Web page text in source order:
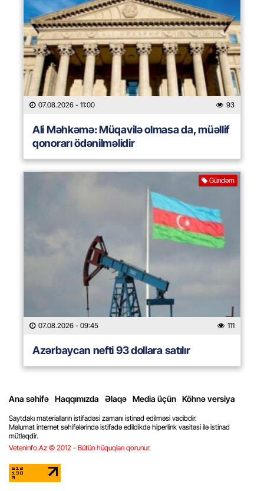
07.08.2026 - 11:00 93
Ali Məhkəmə: Müqavilə olmasa da, müəllif
qonorarı ödənilməlidir
Gündəm
07.08.2026 - 09:45 111
Azərbaycan nefti 93 dollara satılır
Ana səhifə Haqqımızda Əlaqə Media üçün Köhnə versiya
Saytdakı materialların istifadəsi zamanı istinad edilməsi vacibdir.
Məlumat internet səhifələrində istifadə edildikdə hiperlink vasitəsi ilə istinad
mütləqdir.
Veteninfo.Az © 2012 - Bütün hüquqları qorunur.